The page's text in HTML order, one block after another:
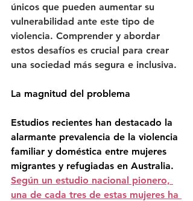
únicos que pueden aumentar su
vulnerabilidad ante este tipo de
violencia. Comprender y abordar
estos desafíos es crucial para crear
una sociedad más segura e inclusiva.
La magnitud del problema
Estudios recientes han destacado la
alarmante prevalencia de la violencia
familiar y doméstica entre mujeres
migrantes y refugiadas en Australia.
Según un estudio nacional pionero,
una de cada tres de estas mujeres ha